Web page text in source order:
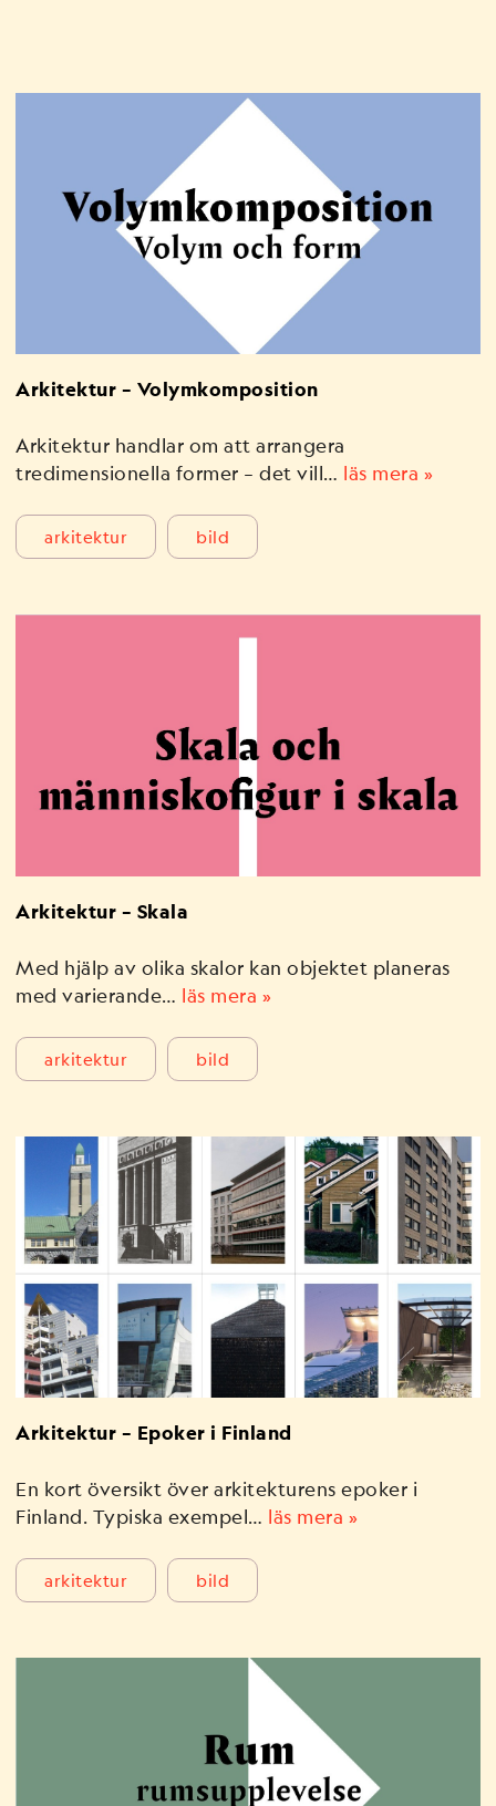
Extended
låtskrivning
visuell kommunikation tutorial
färglära inredningsarkitektur
stadsplanering
Arkitektur – Volymkomposition
Arkitektur handlar om att arrangera
tredimensionella former – det vill… läs mera »
arkitektur bild
Arkitektur – Skala
Med hjälp av olika skalor kan objektet planeras
med varierande… läs mera »
arkitektur bild
Arkitektur – Epoker i Finland
En kort översikt över arkitekturens epoker i
Finland. Typiska exempel… läs mera »
arkitektur bild